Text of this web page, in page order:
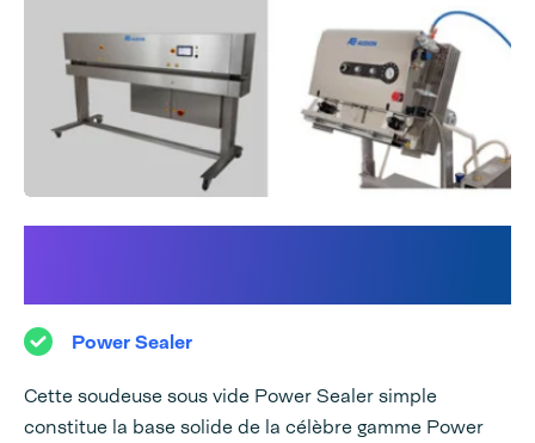
Power Sealer
Cette soudeuse sous vide Power Sealer simple
constitue la base solide de la célèbre gamme Power